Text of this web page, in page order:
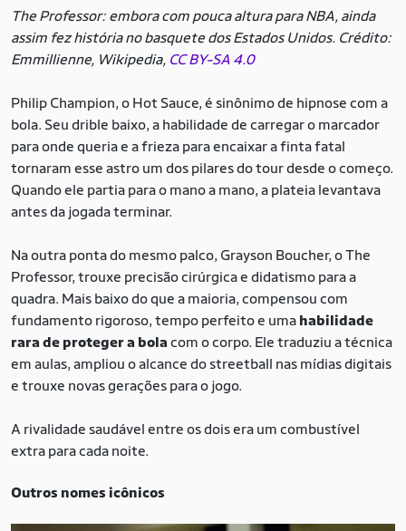
The Professor: embora com pouca altura para NBA, ainda
assim fez história no basquete dos Estados Unidos. Crédito:
Emmillienne, Wikipedia, CC BY-SA 4.0
Philip Champion, o Hot Sauce, é sinônimo de hipnose com a
bola. Seu drible baixo, a habilidade de carregar o marcador
para onde queria e a frieza para encaixar a finta fatal
tornaram esse astro um dos pilares do tour desde o começo.
Quando ele partia para o mano a mano, a plateia levantava
antes da jogada terminar.
Na outra ponta do mesmo palco, Grayson Boucher, o The
Professor, trouxe precisão cirúrgica e didatismo para a
quadra. Mais baixo do que a maioria, compensou com
fundamento rigoroso, tempo perfeito e uma habilidade
rara de proteger a bola com o corpo. Ele traduziu a técnica
em aulas, ampliou o alcance do streetball nas mídias digitais
e trouxe novas gerações para o jogo.
A rivalidade saudável entre os dois era um combustível
extra para cada noite.
Outros nomes icônicos